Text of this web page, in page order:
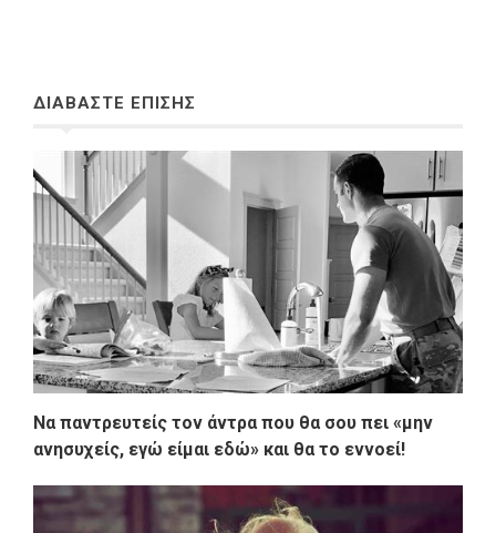
ΔΙΑΒΑΣΤΕ ΕΠΙΣΗΣ
Να παντρευτείς τον άντρα που θα σου πει «μην
ανησυχείς, εγώ είμαι εδώ» και θα το εννοεί!